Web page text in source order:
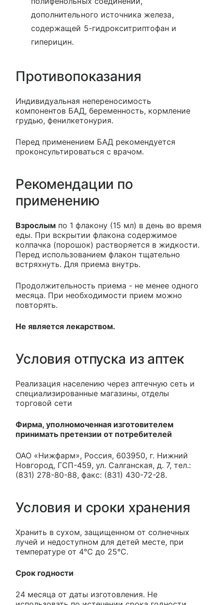
дополнительного источника железа,
содержащей 5-гидрокситриптофан и
гиперицин.
Противопоказания
Индивидуальная непереносимость
компонентов БАД, беременность, кормление
грудью, фенилкетонурия.
Перед применением БАД рекомендуется
проконсультироваться с врачом.
Рекомендации по
применению
Взрослым по 1 флакону (15 мл) в день во время
еды. При вскрытии флакона содержимое
колпачка (порошок) растворяется в жидкости.
Перед использованием флакон тщательно
встряхнуть. Для приема внутрь.
Продолжительность приема - не менее одного
месяца. При необходимости прием можно
повторять.
Не является лекарством.
Условия отпуска из аптек
Реализация населению через аптечную сеть и
специализированные магазины, отделы
торговой сети
Фирма, уполномоченная изготовителем
принимать претензии от потребителей
ОАО «Нижфарм», Россия, 603950, г. Нижний
Новгород, ГСП-459, ул. Салганская, д. 7, тел.:
(831) 278-80-88, факс: (831) 430-72-28.
Условия и сроки хранения
Хранить в сухом, защищенном от солнечных
лучей и недоступном для детей месте, при
температуре от 4°С до 25°С.
Срок годности
24 месяца от даты изготовления. Не